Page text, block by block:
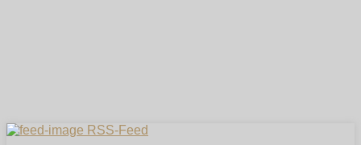
RSS-Feed